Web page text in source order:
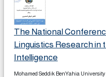
The National
Linguistics Research in
Intelligence
Mohamed Seddik BenYahia